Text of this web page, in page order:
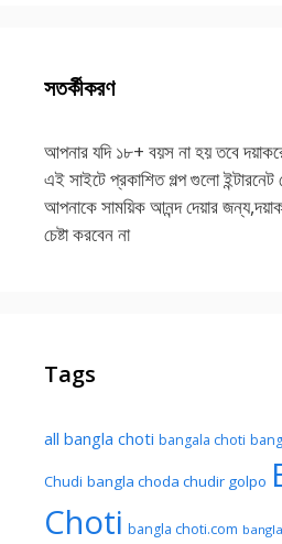
সতর্কীকরণ
আপনার যদি ১৮+ বয়স না হয় তবে
এই সাইটে প্রকাশিত গল্প গুলো
আপনাকে সাময়িক আনন্দ দেয়ার
চেষ্টা করবেন না
Tags
all bangla choti bangala choti
Chudi bangla choda chudir golpo
Choti bangla choti.com